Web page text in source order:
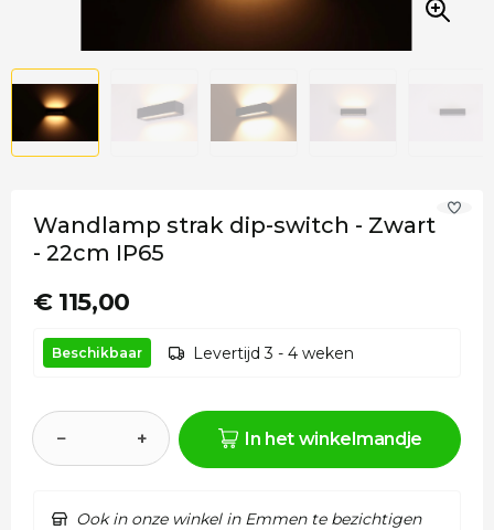
Wandlamp strak dip-switch - Zwart
- 22cm IP65
€ 115,00
Beschikbaar Levertijd 3 - 4 weken
− + In het winkelmandje
Ook in onze winkel in Emmen te bezichtigen